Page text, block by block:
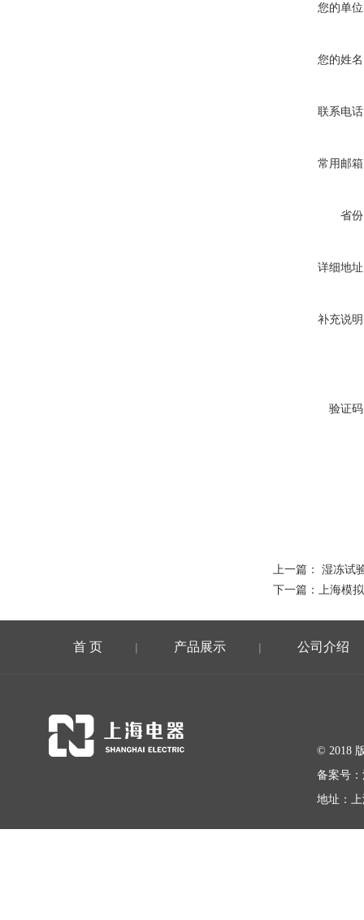
您的单
您的姓
联系电
常用邮
省
详细地
补充说
验证
上一篇： 湿冻试
下一篇：
上海模
首 页 | 产品展示 | 公司介绍
© 2018
备案号：
地址：